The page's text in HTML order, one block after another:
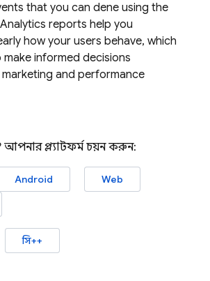
that you can define using the
Analytics reports help you
how your users behave, which
informed decisions
and performance
আপনার প্ল্যাটফর্ম চয়ন করুন:
Android
Web
সি++